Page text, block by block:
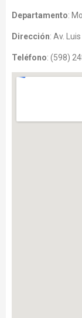
Departamento:
Dirección: Av.
Teléfono: (598)